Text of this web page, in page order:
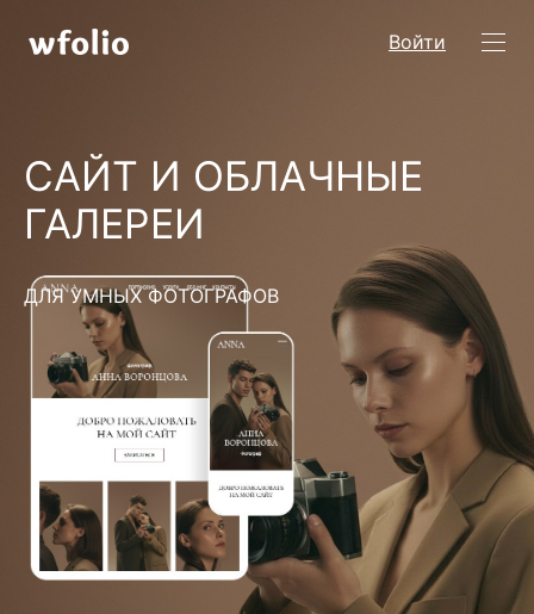
Войти
САЙТ И ОБЛАЧНЫЕ
ГАЛЕРЕИ
ДЛЯ УМНЫХ ФОТОГРАФОВ